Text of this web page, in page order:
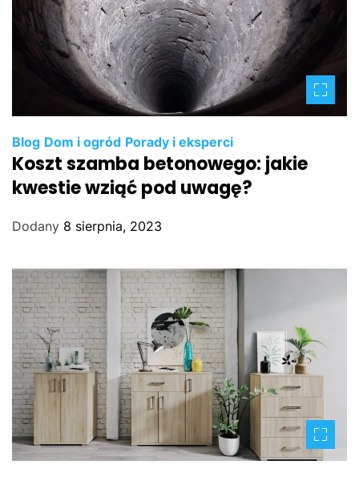
Blog Dom i ogród Porady i eksperci
Koszt szamba betonowego: jakie
kwestie wziąć pod uwagę?
Dodany 8 sierpnia, 2023